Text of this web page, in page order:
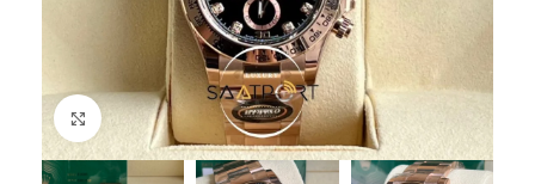
Büyütmek için tıklayın